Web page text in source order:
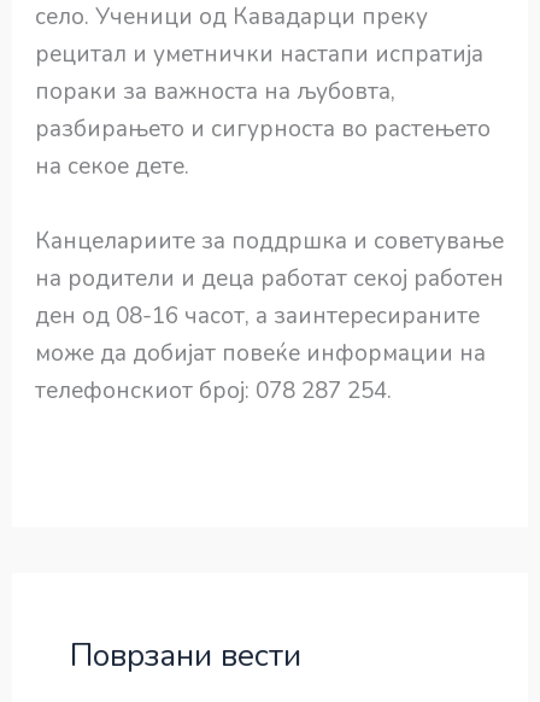
село. Ученици од Кавадарци преку
рецитал и уметнички настапи испратија
пораки за важноста на љубовта,
разбирањето и сигурноста во растењето
на секое дете.
Канцелариите за поддршка и советување
на родители и деца работат секој работен
ден од 08-16 часот, а заинтересираните
може да добијат повеќе информации на
телефонскиот број: 078 287 254.
Поврзани вести